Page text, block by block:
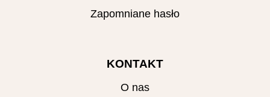
Zapomniane hasło
KONTAKT
O nas